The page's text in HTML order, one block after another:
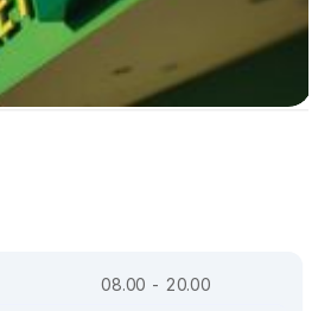
08.00 - 20.00